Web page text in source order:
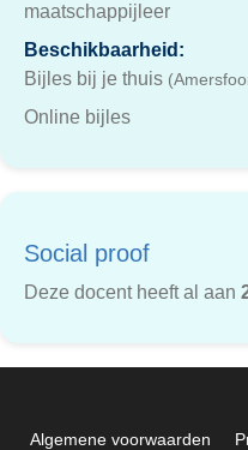
maatschappijleer
Beschikbaarheid:
Bijles bij je thuis
Online bijles
Social proof
Deze docent heeft al aan
Algemene voorwaarden